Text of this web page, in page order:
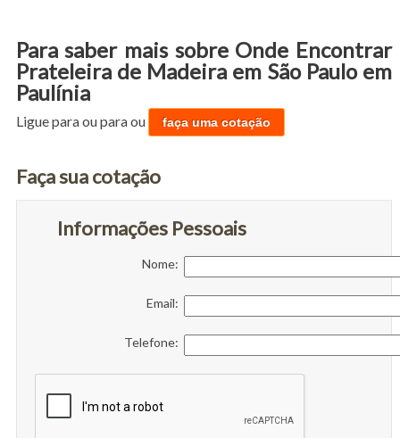
Para saber mais sobre Onde Encontrar
Prateleira de Madeira em São Paulo em
Paulínia
Ligue paraou paraou faça uma cotação
Faça sua cotação
Informações Pessoais
Nome:
Email:
Telefone: